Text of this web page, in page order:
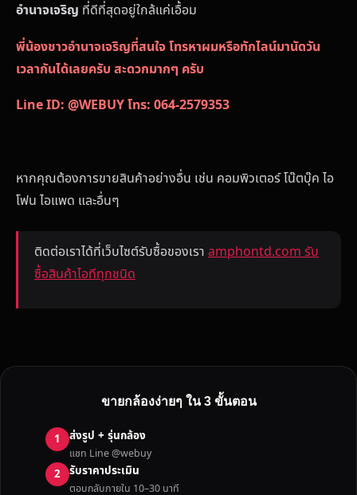
อำนาจเจริญ ที่ดีที่สุดอยู่ใกล้แค่เอื้อม
พี่น้องชาวอำนาจเจริญที่สนใจ โทรหาผมหรือทักไลน์มานัดวัน
เวลากันได้เลยครับ สะดวกมากๆ ครับ
Line ID: @WEBUYโทร: 064-2579353
หากคุณต้องการขายสินค้าอย่างอื่น เช่น คอมพิวเตอร์ โน๊ตบุ๊ค ไอ
โฟน ไอแพด และอื่นๆ
ติดต่อเราได้ที่เว็บไซต์รับซื้อของเรา amphontd.com รับ
ซื้อสินค้าไอทีทุกชนิด
ขายกล้องง่ายๆ ใน 3 ขั้นตอน
1 ส่งรูป + รุ่นกล้อง
แชท Line @webuy
2 รับราคาประเมิน
ตอบกลับภายใน 10–30 นาที